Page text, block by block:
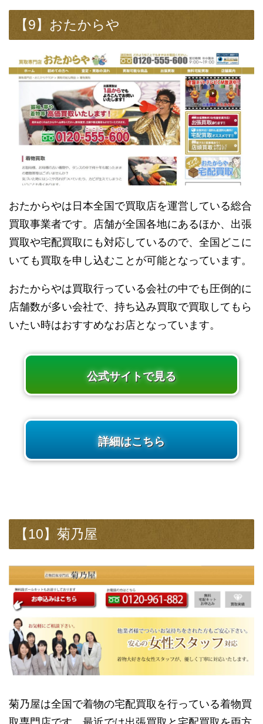
【9】おたからや
おたからやは日本全国で買取店を運営している総合
買取事業者です。店舗が全国各地にあるほか、出張
買取や宅配買取にも対応しているので、全国どこに
いても買取を申し込むことが可能となっています。
おたからやは買取行っている会社の中でも圧倒的に
店舗数が多い会社で、持ち込み買取で買取してもら
いたい時はおすすめなお店となっています。
公式サイトで見る
詳細はこちら
【10】菊乃屋
菊乃屋は全国で着物の宅配買取を行っている着物買